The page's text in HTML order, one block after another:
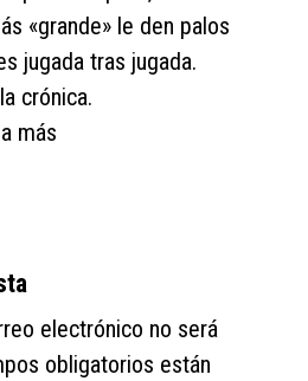
«grande» le den palos
jugada tras jugada.
crónica.
más
electrónico no será
obligatorios están